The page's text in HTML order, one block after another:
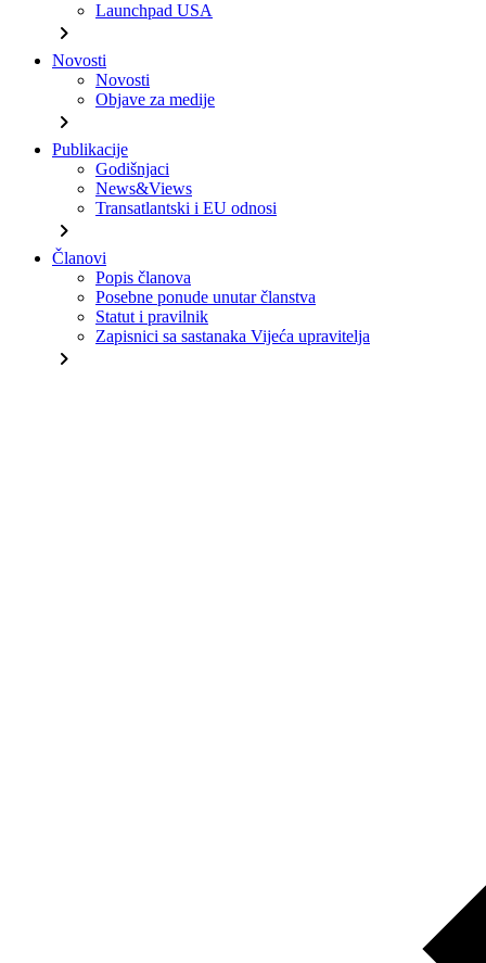
Launchpad USA
chevron_right
Novosti
Novosti
Objave za medije
chevron_right
Publikacije
Godišnjaci
News&Views
Transatlantski i EU odnosi
chevron_right
Članovi
Popis članova
Posebne ponude unutar članstva
Statut i pravilnik
Zapisnici sa sastanaka Vijeća upravitelja
chevron_right